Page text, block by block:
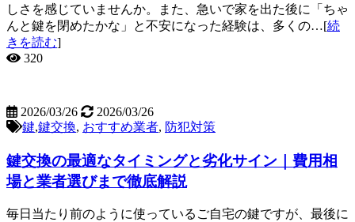
しさを感じていませんか。また、急いで家を出た後に「ちゃ
んと鍵を閉めたかな」と不安になった経験は、多くの…[続
きを読む]
320
2026/03/26
2026/03/26
鍵,鍵交換, おすすめ業者, 防犯対策
鍵交換の最適なタイミングと劣化サイン｜費用相
場と業者選びまで徹底解説
毎日当たり前のように使っているご自宅の鍵ですが、最後に